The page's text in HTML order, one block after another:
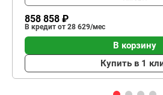
858 858 ₽
В кредит от 28 629/мес
В корзину
Купить в 1